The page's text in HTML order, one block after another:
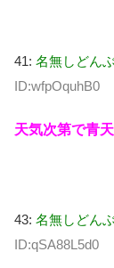
41: 名無しどん
ID:wfpOquhB0
天気次第で青
43: 名無しどん
ID:qSA88L5d0